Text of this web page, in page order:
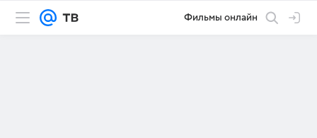
Фильмы онлайн